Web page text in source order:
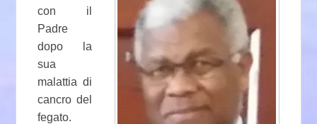
con il
Padre
dopo la
sua
malattia di
cancro del
fegato.